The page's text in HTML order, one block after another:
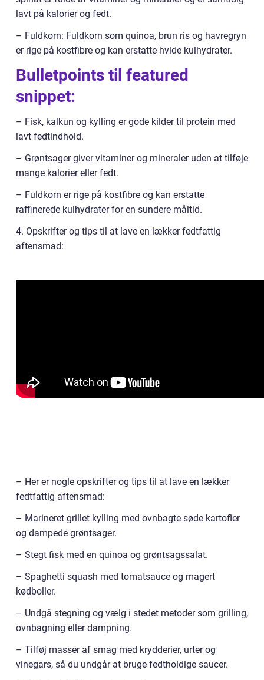
lavt på kalorier og fedt.
– Fuldkorn: Fuldkorn som quinoa, brun ris og havregryn
er rige på kostfibre og kan erstatte hvide kulhydrater.
Bulletpoints til featured
snippet:
– Fisk, kalkun og kylling er gode kilder til protein med
lavt fedtindhold.
– Grøntsager giver vitaminer og mineraler uden at tilføje
mange kalorier eller fedt.
– Fuldkorn er rige på kostfibre og kan erstatte
raffinerede kulhydrater for en sundere måltid.
4. Opskrifter og tips til at lave en lækker fedtfattig
aftensmad:
– Her er nogle opskrifter og tips til at lave en lækker
fedtfattig aftensmad:
– Marineret grillet kylling med ovnbagte søde kartofler
og dampede grøntsager.
– Stegt fisk med en quinoa og grøntsagssalat.
– Spaghetti squash med tomatsauce og magert
kødboller.
– Undgå stegning og vælg i stedet metoder som grilling,
ovnbagning eller dampning.
– Tilføj masser af smag med krydderier, urter og
vinegars, så du undgår at bruge fedtholdige saucer.